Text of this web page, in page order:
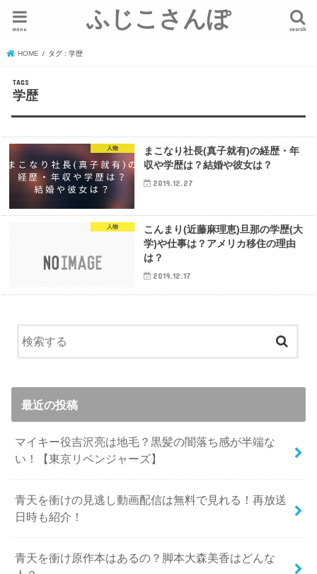
ふじこさんぽ search
menu
HOME タグ : 学歴
学歴
人物
まこなり社長(真子就有)の経歴・年
収や学歴は？結婚や彼女は？
2019.12.27
人物
こんまり(近藤麻理恵)旦那の学歴(大
学)や仕事は？アメリカ移住の理由
は？
2019.12.17
最近の投稿
マイキー役吉沢亮は地毛？黒髪の闇落ち感が半端な
い！【東京リベンジャーズ】
青天を衝けの見逃し動画配信は無料で見れる！再放送
日時も紹介！
青天を衝け原作本はあるの？脚本大森美香はどんな